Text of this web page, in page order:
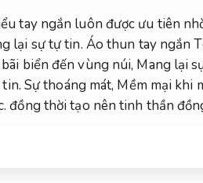
tay ngắn luôn được ưu tiên
lại sự tự tin. Áo thun tay ngắn
biển đến vùng núi, Mang lại
Sự thoáng mát, Mềm mại khi
đồng thời tạo nên tinh thần